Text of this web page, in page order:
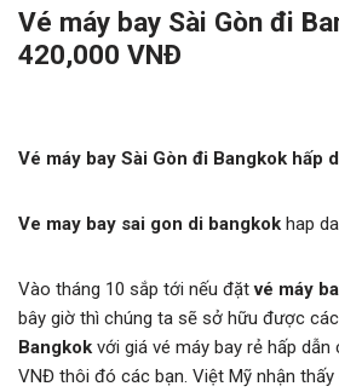
Vé máy bay Sài Gòn đi
420,000 VNĐ
Vé máy bay Sài Gòn đi Bangkok hấp
Ve may bay sai gon di bangkok hap
Vào tháng 10 sắp tới nếu đặtvé máy
bây giờ thì chúng ta sẽ sở hữu được
Bangkok với giá vé máy bay rẻ hấp dẫn
VNĐ thôi đó các bạn. Việt Mỹ nhận